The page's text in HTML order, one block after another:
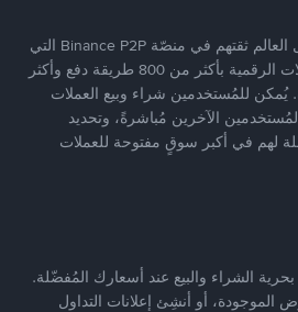
يضع ملايين المُستخدمين حول العالم ثقتهم في منصّة Binance P2P التي
توفّر منصّة آمنة لتداول العملات الرقمية بأكثر من 800 طريقة دفع وأكثر
يُمكن للمُستخدمين شراء وبيع العملات
الآخرين مُباشرةً، وتحديد
لهم في أكبر سوقٍ مفتوحة للعملات
بحرية الشراء والبيع عند أسعارك المُفضّلة.
الموجودة، أو أنشِئ إعلانات التداول